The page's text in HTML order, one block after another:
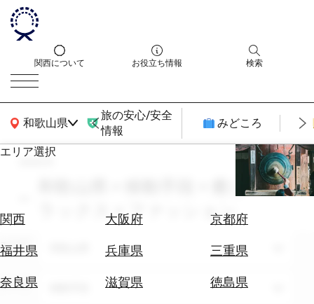
関西について お役立ち情報 検索
和歌山県
関西広域MAP
旅の安心/安全
情報
みどころ
エリア選択
関西 大阪府
京都府
福井県
兵庫県
三重県
奈良県
滋賀県
徳島県
エ
券
テ
search
和歌山県 × 移動手段 × 癒し・リ
ラックス × ファッション
エリア
テーマ